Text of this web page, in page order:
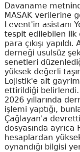
Davaname
MASAK verilerine
Levent'in asistanı
tespit edilebilen ilk
para çıkışı
derneği usulsüz
senetleri
yüksek değerli
Lojistik'e ait
ettirildiği belirlendi.
2026 yıllarında
işlemi yaptığı,
Çağlayan'a
dosyasında
hesaplardan
oynandığı bilgisi